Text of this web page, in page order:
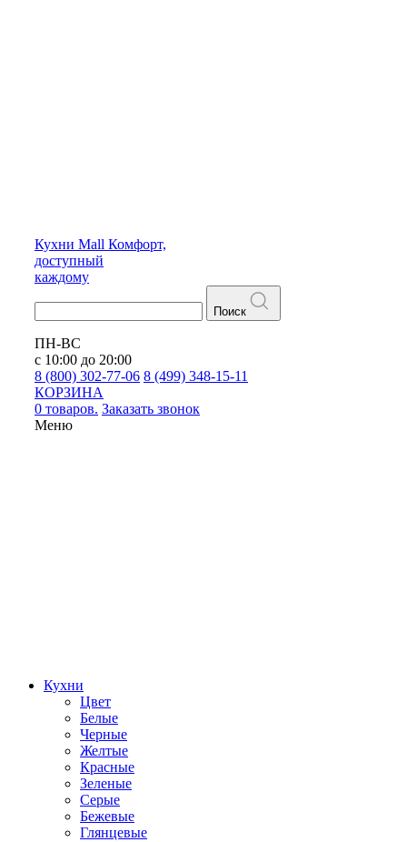
Кухни Mall Комфорт,
доступный
каждому
Поиск
ПН-ВС
с 10:00 до 20:00
8 (800) 302-77-06 8 (499) 348-15-11
КОРЗИНА
0 товаров. Заказать звонок
Меню
Кухни
Цвет
Белые
Черные
Желтые
Красные
Зеленые
Серые
Бежевые
Глянцевые